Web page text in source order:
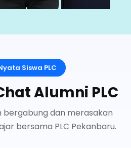
Siswa PLC
Alumni PLC
bergabung dan merasakan
bersama PLC Pekanbaru.